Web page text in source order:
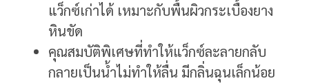
แว็กซ์เก่าได้ เหมาะกับพื้นผิวกระเบื้องยาง
หินขัด
คุณสมบัติพิเศษที่ทำให้แว็กซ์ละลายกลับ
กลายเป็นน้ำไม่ทำให้ลื่น มีกลิ่นฉุนเล็กน้อย